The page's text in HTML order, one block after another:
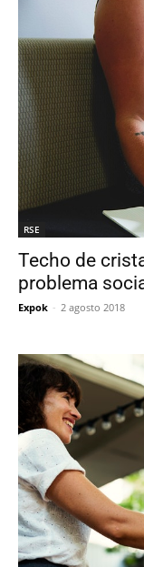
RSE
Techo de
problema
Expok - 2 agosto 2018